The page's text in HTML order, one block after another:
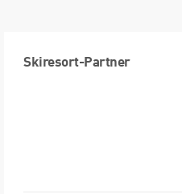
Skiresort-Partner